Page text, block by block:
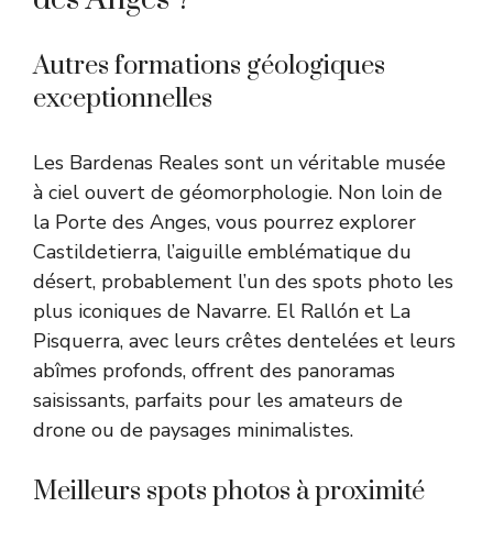
Autres formations géologiques
exceptionnelles
Les Bardenas Reales sont un véritable musée
à ciel ouvert de géomorphologie. Non loin de
la Porte des Anges, vous pourrez explorer
Castildetierra, l’aiguille emblématique du
désert, probablement l’un des spots photo les
plus iconiques de Navarre. El Rallón et La
Pisquerra, avec leurs crêtes dentelées et leurs
abîmes profonds, offrent des panoramas
saisissants, parfaits pour les amateurs de
drone ou de paysages minimalistes.
Meilleurs spots photos à proximité